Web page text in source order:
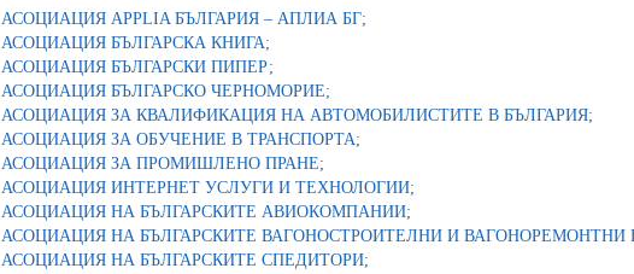
АСОЦИАЦИЯ APPLIA БЪЛГАРИЯ – АПЛИА БГ;
АСОЦИАЦИЯ БЪЛГАРСКА КНИГА;
АСОЦИАЦИЯ БЪЛГАРСКИ ПИПЕР;
АСОЦИАЦИЯ БЪЛГАРСКО ЧЕРНОМОРИЕ;
АСОЦИАЦИЯ ЗА КВАЛИФИКАЦИЯ НА АВТОМОБИЛИСТИТЕ В БЪЛГАРИЯ;
АСОЦИАЦИЯ ЗА ОБУЧЕНИЕ В ТРАНСПОРТА;
АСОЦИАЦИЯ ЗА ПРОМИШЛЕНО ПРАНЕ;
АСОЦИАЦИЯ ИНТЕРНЕТ УСЛУГИ И ТЕХНОЛОГИИ;
АСОЦИАЦИЯ НА БЪЛГАРСКИТЕ АВИОКОМПАНИИ;
АСОЦИАЦИЯ НА БЪЛГАРСКИТЕ ВАГОНОСТРОИТЕЛНИ И ВАГОНОРЕМОНТНИ
АСОЦИАЦИЯ НА БЪЛГАРСКИТЕ СПЕДИТОРИ;